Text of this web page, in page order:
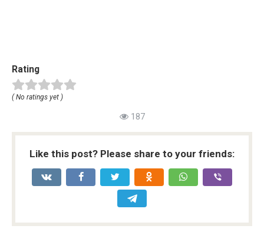
Rating
( No ratings yet )
187
Like this post? Please share to your friends: